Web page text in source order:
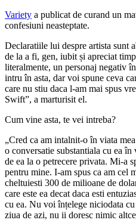
Variety a publicat de curand un
confesiuni neasteptate.
Declaratiile lui despre artista sunt
de la a fi, gen, iubit și apreciat
literalmente, un personaj negativ
intru în asta, dar voi spune ceva
care nu stiu daca l-am mai spus
Swift”, a marturisit el.
Cum vine asta, te vei intreba?
„Cred ca am intalnit-o în viata
o conversatie substantiala cu ea
de ea la o petrecere privata. Mi-a
pentru mine. I-am spus ca am cel
cheltuiesti 300 de milioane de
care este ea decat daca esti
cu ea. Nu voi înțelege niciodata
ziua de azi, nu ii doresc nimic